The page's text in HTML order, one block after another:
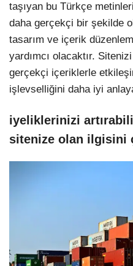
taşıyan bu Türkçe
daha gerçekçi bir şekilde
tasarım ve içerik
yardımcı olacaktır.
gerçekçi içeriklerle
işlevselliğini daha iyi
iyeliklerinizi
sitenize olan ilgisini